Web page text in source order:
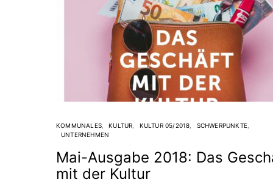
KOMMUNALES KULTUR KULTUR 05/2018
SCHWERPUNKTE
UNTERNEHMEN
Mai-Ausgabe 2018: Das
mit der Kultur